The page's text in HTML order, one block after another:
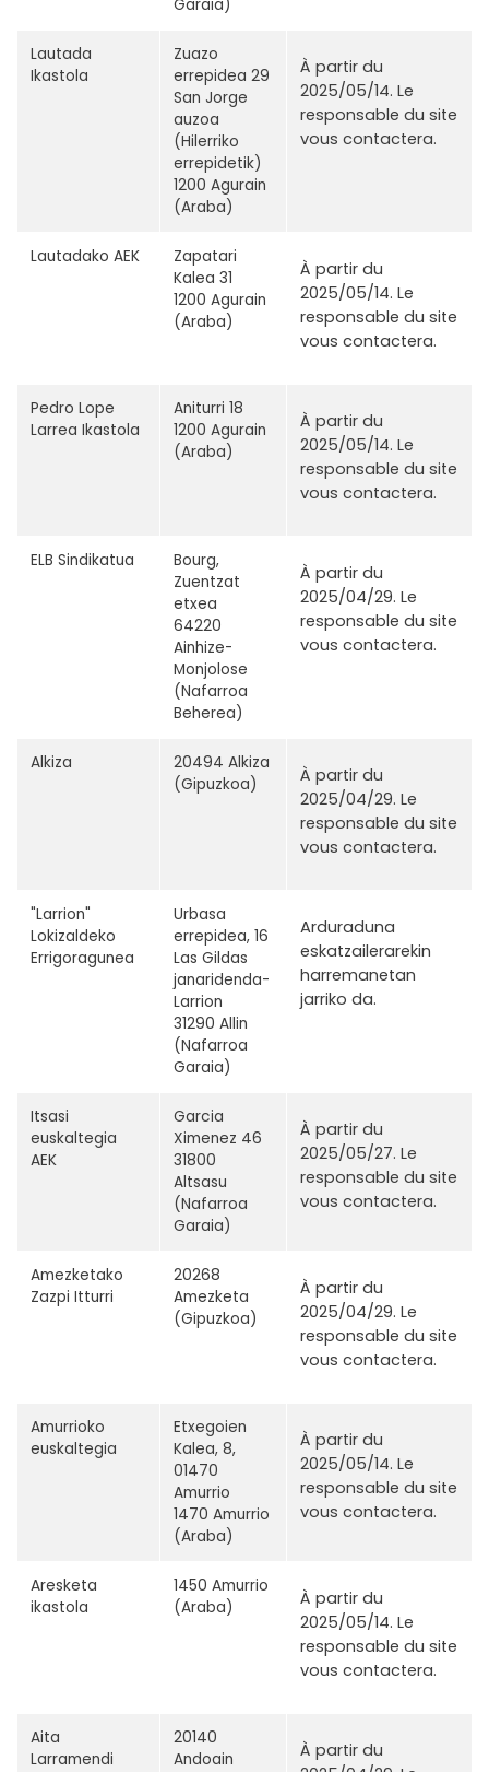
Garaia)
Lautada
Ikastola
Zuazo
errepidea 29
San Jorge
auzoa
(Hilerriko
errepidetik)
1200 Agurain
(Araba)
À partir du
2025/05/14. Le
responsable du site
vous contactera.
Lautadako AEK
Zapatari
Kalea 31
1200 Agurain
(Araba)
À partir du
2025/05/14. Le
responsable du site
vous contactera.
Pedro Lope
Larrea Ikastola
Aniturri 18
1200 Agurain
(Araba)
À partir du
2025/05/14. Le
responsable du site
vous contactera.
ELB Sindikatua
Bourg,
Zuentzat
etxea
64220
Ainhize-
Monjolose
(Nafarroa
Beherea)
À partir du
2025/04/29. Le
responsable du site
vous contactera.
Alkiza
20494 Alkiza
(Gipuzkoa)
À partir du
2025/04/29. Le
responsable du site
vous contactera.
"Larrion"
Lokizaldeko
Errigoragunea
Urbasa
errepidea, 16
Las Gildas
janaridenda-
Larrion
31290 Allin
(Nafarroa
Garaia)
Arduraduna
eskatzailerarekin
harremanetan
jarriko da.
Itsasi
euskaltegia
AEK
Garcia
Ximenez 46
31800
Altsasu
(Nafarroa
Garaia)
À partir du
2025/05/27. Le
responsable du site
vous contactera.
Amezketako
Zazpi Itturri
20268
Amezketa
(Gipuzkoa)
À partir du
2025/04/29. Le
responsable du site
vous contactera.
Amurrioko
euskaltegia
Etxegoien
Kalea, 8,
01470
Amurrio
1470 Amurrio
(Araba)
À partir du
2025/05/14. Le
responsable du site
vous contactera.
Aresketa
ikastola
1450 Amurrio
(Araba)
À partir du
2025/05/14. Le
responsable du site
vous contactera.
Aita
Larramendi
20140
Andoain
À partir du